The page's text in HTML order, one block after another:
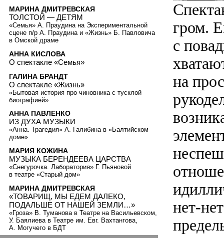
гром.
с
на
нет-
МАРИНА ДМИТРЕВСКАЯ
ТОЛСТОЙ — ДЕТЯМ
«Семья» А. Праудина на Экспериментальной
сцене п/р А. Праудина и «Жизнь» Б. Павловича
в Омской драме
АННА КИСЛОВА
О спектакле «Семья»
ГАЛИНА БРАНДТ
О спектакле «Жизнь»
«Бытовая история про чиновника с тусклой
биографией»
АННА ПАВЛЕНКО
ИЗ ДУХА МУЗЫКИ
«Анна. Трагедия» А. Галибина в «Балтийском
доме»
МАРИЯ КОЖИНА
МУЗЫКА БЕРЕНДЕЕВА ЦАРСТВА
«Снегурочка. Лаборатория» Г. Пьяновой
в театре «Старый дом»
МАРИНА ДМИТРЕВСКАЯ
«ТОВАРИЩ, МЫ ЕДЕМ ДАЛЕКО,
ПОДАЛЬШЕ ОТ НАШЕЙ ЗЕМЛИ…»
«Гроза» В. Туманова в Театре на Васильевском,
У. Баялиева в Театре им. Евг. Вахтангова,
А. Могучего в БДТ